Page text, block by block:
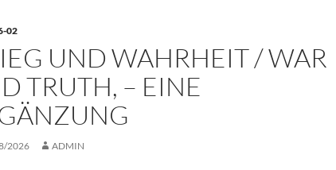
02
UND WAHRHEIT / WAR
TRUTH, – EINE
2026 ADMIN